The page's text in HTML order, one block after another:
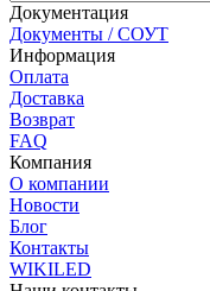
Документация
Документы / СОУТ
Информация
Оплата
Доставка
Возврат
FAQ
Компания
О компании
Новости
Блог
Контакты
WIKILED